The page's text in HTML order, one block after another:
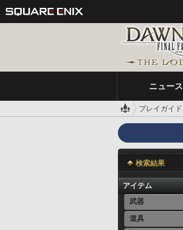
ニュース
プレイガイド
検索結果
アイテム
武器
道具